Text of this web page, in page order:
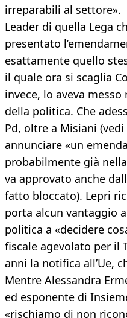
irreparabili al settore».
Leader di quella Lega
presentato
esattamente quello
il quale ora si scaglia
invece, lo aveva
della politica. Che
Pd, oltre a Misiani
annunciare «un
probabilmente già
va approvato anche
fatto bloccato). Lepri
porta alcun vantaggio
politica a «decidere
fiscale agevolato per il
anni la notifica all’Ue,
Mentre Alessandra
ed esponente di
«rischiamo di non